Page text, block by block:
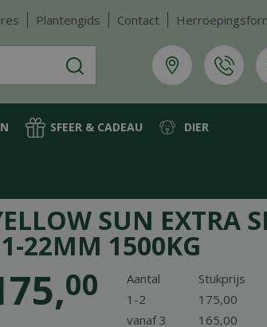
Plantengids Contact
SFEER & CADEAU DIER
SUN EXTRA
22MM 1500KG
,00 Aantal
Stukprijs
1-2
175,00
vanaf 3
165,00